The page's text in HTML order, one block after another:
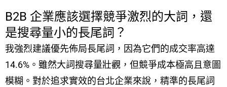
B2B 企業應該選擇競爭激烈的大詞，還
是搜尋量小的長尾詞？
我強烈建議優先佈局長尾詞，因為它們的成交率高達
14.6%。雖然大詞搜尋量壯觀，但競爭成本極高且意圖
模糊。對於追求實效的台北企業來說，精準的長尾詞